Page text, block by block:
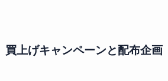
買上げキャンペーンと配布企画